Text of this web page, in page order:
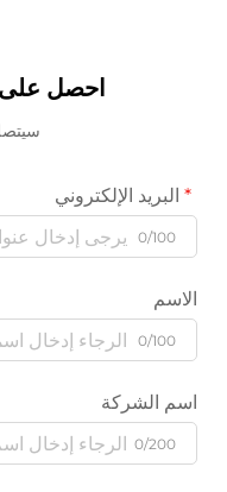
احصل
البريد الإلكتروني
0/100
الاسم
0/100
اسم الشركة
0/200